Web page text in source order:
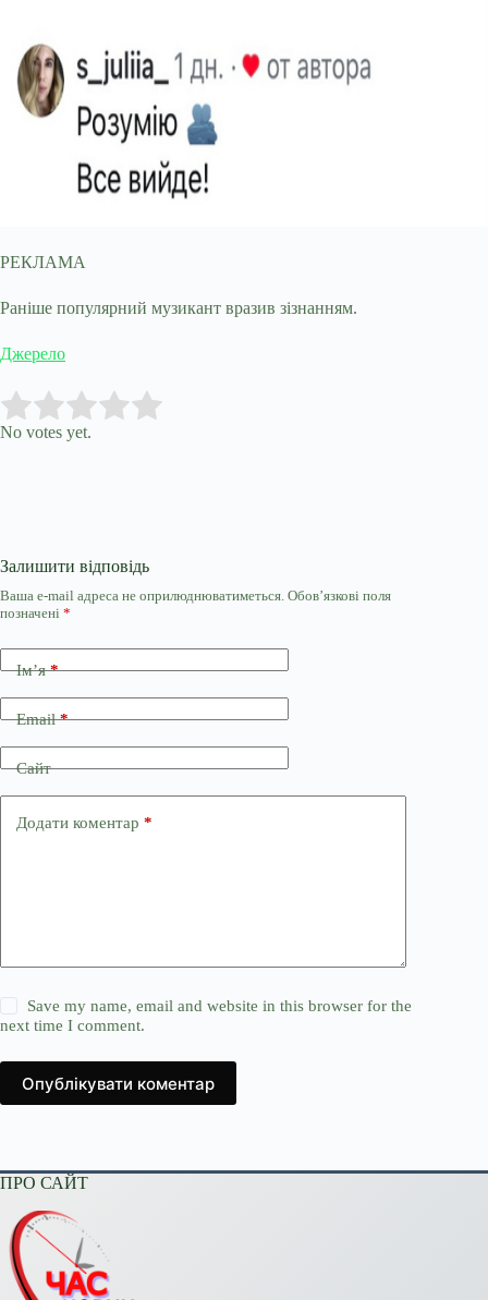
РЕКЛАМА
Раніше популярний музикант вразив зізнанням.
Джерело
Rate this item:
No votes yet.
Залишити відповідь
Ваша e-mail адреса не оприлюднюватиметься. Обов’язкові поля
позначені *
Ім’я*
Email*
Сайт
Додати коментар *
Save my name, email and website in this browser for the
next time I comment.
Опублікувати коментар
ПРО САЙТ